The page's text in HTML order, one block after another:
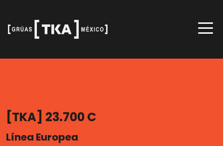
[TKA] 23.700 C
Línea Europea